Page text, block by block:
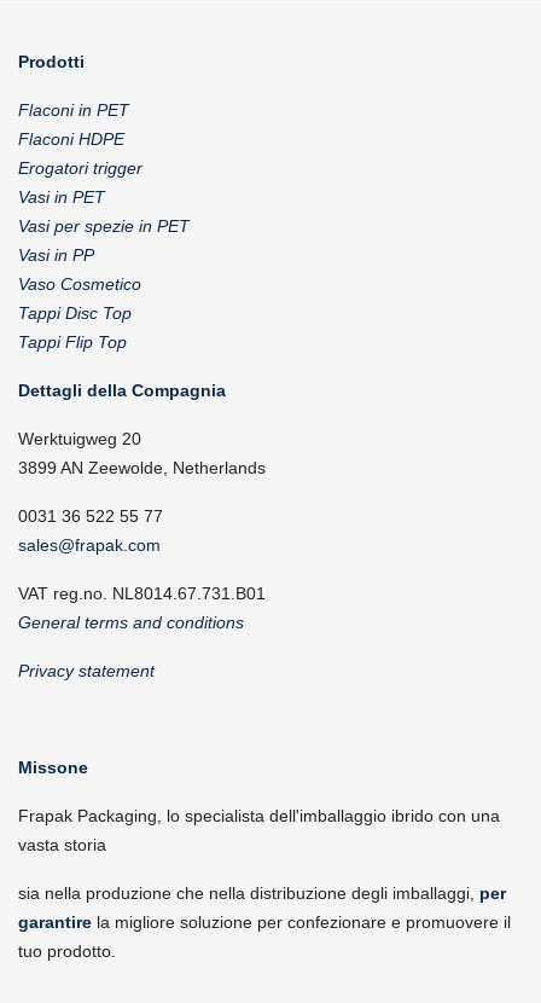
Prodotti
Flaconi in PET
Flaconi HDPE
Erogatori trigger
Vasi in PET
Vasi per spezie in PET
Vasi in PP
Vaso Cosmetico
Tappi Disc Top
Tappi Flip Top
Dettagli della Compagnia
Werktuigweg 20
3899 AN Zeewolde, Netherlands
0031 36 522 55 77
sales@frapak.com
VAT reg.no. NL8014.67.731.B01
General terms and conditions
Privacy statement
Missone
Frapak Packaging, lo specialista dell'imballaggio ibrido con una
vasta storia
sia nella produzione che nella distribuzione degli imballaggi, per
garantire la migliore soluzione per confezionare e promuovere il
tuo prodotto.